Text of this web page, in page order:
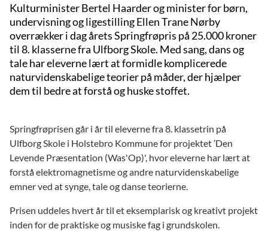
Kulturminister Bertel Haarder og minister for børn,
undervisning og ligestilling Ellen Trane Nørby
overrækker i dag årets Springfrøpris på 25.000 kroner
til 8. klasserne fra Ulfborg Skole. Med sang, dans og
tale har eleverne lært at formidle komplicerede
naturvidenskabelige teorier på måder, der hjælper
dem til bedre at forstå og huske stoffet.
Springfrøprisen går i år til eleverne fra 8. klassetrin på
Ulfborg Skole i Holstebro Kommune for projektet ’Den
Levende Præsentation (Was'Op)', hvor eleverne har lært at
forstå elektromagnetisme og andre naturvidenskabelige
emner ved at synge, tale og danse teorierne.
Prisen uddeles hvert år til et eksemplarisk og kreativt projekt
inden for de praktiske og musiske fag i grundskolen.